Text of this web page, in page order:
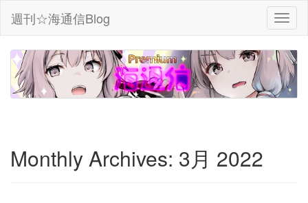
週刊☆海通信Blog
Monthly Archives: 3月 2022